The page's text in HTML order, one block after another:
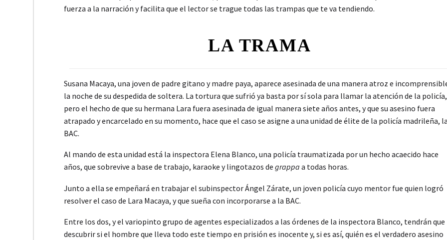
fuerza a la narración y facilita que el lector se trague todas las trampas que te va tendiendo.
LA TRAMA
Susana Macaya, una joven de padre gitano y madre paya, aparece asesinada de una manera atroz e
la noche de su despedida de soltera. La tortura que sufrió ya basta por sí sola para llamar la atención de la policía,
pero el hecho de que su hermana Lara fuera asesinada de igual manera siete años antes, y que su asesino fuera
atrapado y encarcelado en su momento, hace que el caso se asigne a una unidad de élite de la policía madrileña,
BAC.
Al mando de esta unidad está la inspectora Elena Blanco, una policía traumatizada por un hecho acaecido hace
años, que sobrevive a base de trabajo, karaoke y lingotazos de grappa a todas horas.
Junto a ella se empeñará en trabajar el subinspector Ángel Zárate, un joven policía cuyo mentor fue quien logró
resolver el caso de Lara Macaya, y que sueña con incorporarse a la BAC.
Entre los dos, y el variopinto grupo de agentes especializados a las órdenes de la inspectora Blanco, tendrán que
descubrir si el hombre que lleva todo este tiempo en prisión es inocente y, si es así, quién es el verdadero asesino